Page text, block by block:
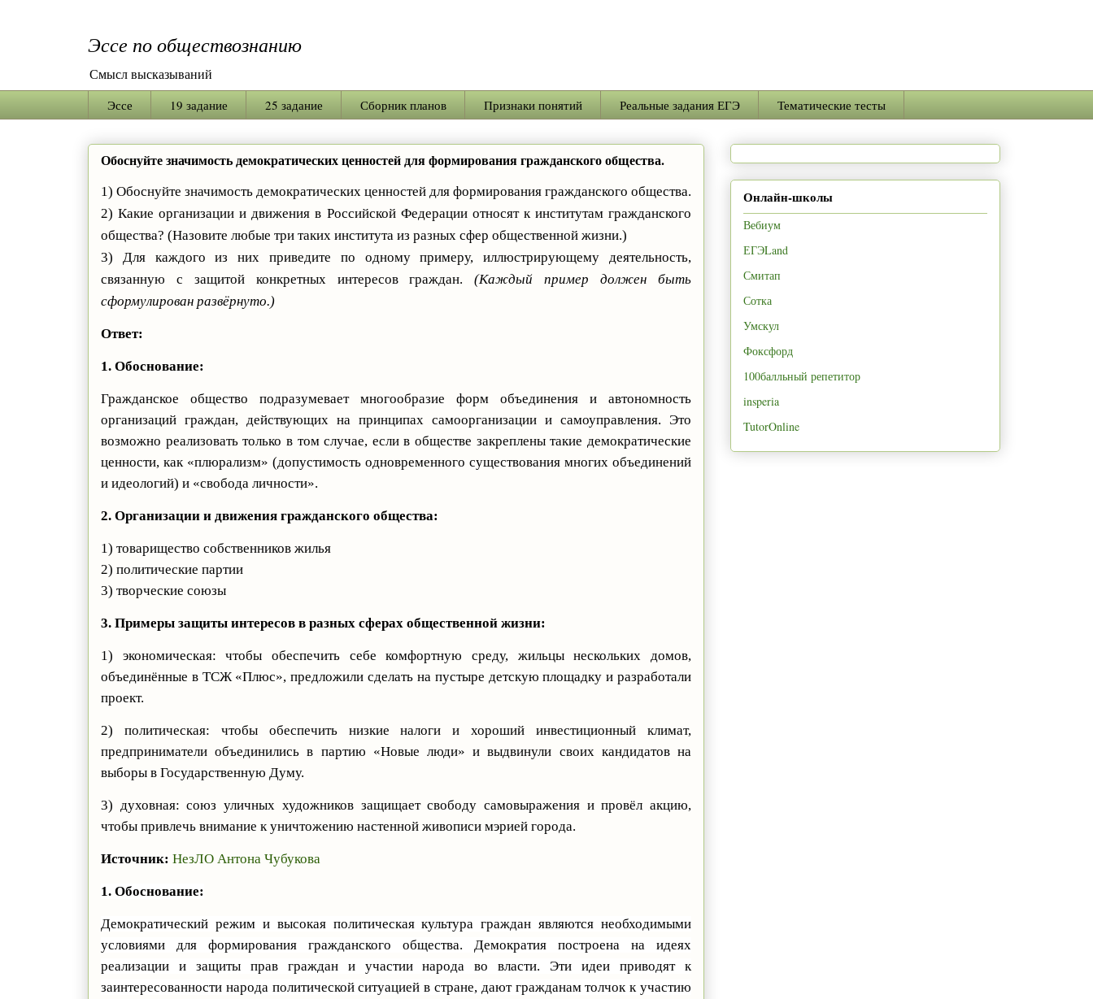
Эссе по обществознанию
Смысл высказываний
Эссе 19 задание 25 задание Сборник планов Признаки понятий Реальные задания ЕГЭ Тематические тесты
Обоснуйте значимость демократических ценностей для формирования гражданского общества.
1) Обоснуйте значимость демократических ценностей для формирования гражданского общества.
2) Какие организации и движения в Российской Федерации относят к институтам гражданского
общества? (Назовите любые три таких института из разных сфер общественной жизни.)
3) Для каждого из них приведите по одному примеру, иллюстрирующему деятельность,
связанную с защитой конкретных интересов граждан.(Каждый пример должен быть
сформулирован развёрнуто.)
Ответ:
1. Обоснование:
Гражданское общество подразумевает многообразие форм объединения и автономность
организаций граждан, действующих на принципах самоорганизации и самоуправления. Это
возможно реализовать только в том случае, если в обществе закреплены такие демократические
ценности, как «плюрализм» (допустимость одновременного существования многих объединений
и идеологий) и «свобода личности».
2. Организации и движения гражданского общества:
1) товарищество собственников жилья
2) политические партии
3) творческие союзы
3. Примеры защиты интересов в разных сферах общественной жизни:
1) экономическая: чтобы обеспечить себе комфортную среду, жильцы нескольких домов,
объединённые в ТСЖ «Плюс», предложили сделать на пустыре детскую площадку и разработали
проект.
2) политическая: чтобы обеспечить низкие налоги и хороший инвестиционный климат,
предприниматели объединились в партию «Новые люди» и выдвинули своих кандидатов на
выборы в Государственную Думу.
3) духовная: союз уличных художников защищает свободу самовыражения и провёл акцию,
чтобы привлечь внимание к уничтожению настенной живописи мэрией города.
Источник: НезЛО Антона Чубукова
1. Обоснование:
Демократический режим и высокая политическая культура граждан являются необходимыми
условиями для формирования гражданского общества. Демократия построена на идеях
реализации и защиты прав граждан и участии народа во власти. Эти идеи приводят к
заинтересованности народа политической ситуацией в стране, дают гражданам толчок к участию
Онлайн-школы
Вебиум
ЕГЭLand
Смитап
Сотка
Умскул
Фоксфорд
100балльный репетитор
insperia
TutorOnline